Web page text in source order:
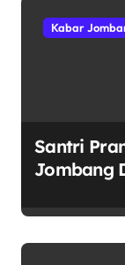
Kabar
Santri
Jombang
Jambore